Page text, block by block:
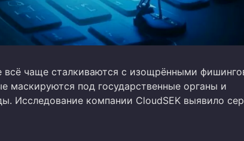
всё чаще сталкиваются с изощрёнными
маскируются под государственные органы и
Исследование компании CloudSEK выявило